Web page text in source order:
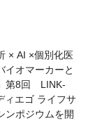
× AI ×個別化医
オマーカーと
第8回 LINK-
ィエゴ ライフサ
ンポジウムを開